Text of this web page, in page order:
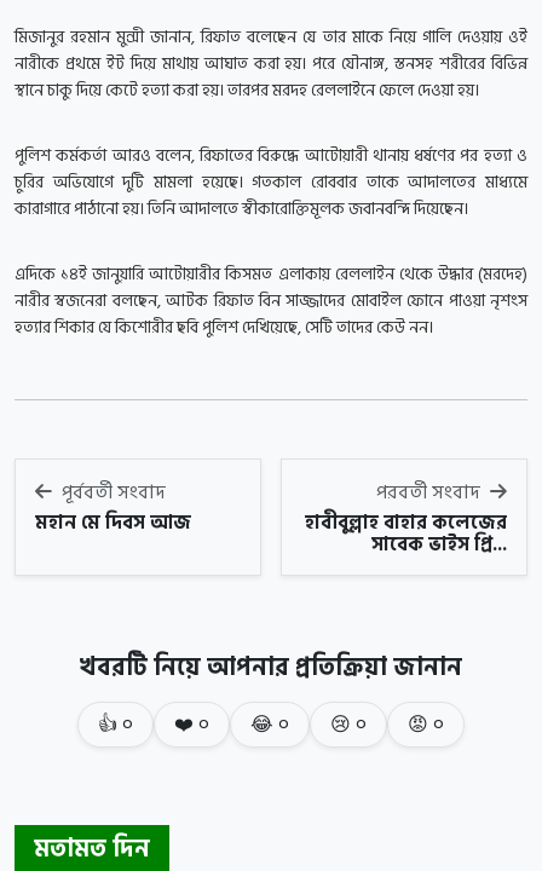
মিজানুর রহমান মুন্সী জানান, রিফাত বলেছেন যে তার মাকে নিয়ে গালি দেওয়ায় ওই
নারীকে প্রথমে ইট দিয়ে মাথায় আঘাত করা হয়। পরে যৌনাঙ্গ, স্তনসহ শরীরের বিভিন্ন
স্থানে চাকু দিয়ে কেটে হত্যা করা হয়। তারপর মরদহ রেললাইনে ফেলে দেওয়া হয়।
পুলিশ কর্মকর্তা আরও বলেন, রিফাতের বিরুদ্ধে আটোয়ারী থানায় ধর্ষণের পর হত্যা ও
চুরির অভিযোগে দুটি মামলা হয়েছে। গতকাল রোববার তাকে আদালতের মাধ্যমে
কারাগারে পাঠানো হয়। তিনি আদালতে স্বীকারোক্তিমূলক জবানবন্দি দিয়েছেন।
এদিকে ১৪ই জানুয়ারি আটোয়ারীর কিসমত এলাকায় রেললাইন থেকে উদ্ধার (মরদেহ)
নারীর স্বজনেরা বলছেন, আটক রিফাত বিন সাজ্জাদের মোবাইল ফোনে পাওয়া নৃশংস
হত্যার শিকার যে কিশোরীর ছবি পুলিশ দেখিয়েছে, সেটি তাদের কেউ নন।
পূর্ববর্তী সংবাদ
মহান মে দিবস আজ
পরবর্তী সংবাদ
হাবীবুল্লাহ বাহার কলেজের
সাবেক ভাইস প্রি...
খবরটি নিয়ে আপনার প্রতিক্রিয়া জানান
👍০ ❤️০ 😂০ 😢০ 😡০
মতামত দিন